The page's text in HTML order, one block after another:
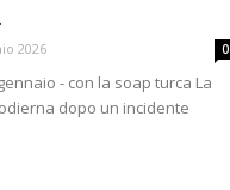
2026 0
- con la soap turca La
dopo un incidente